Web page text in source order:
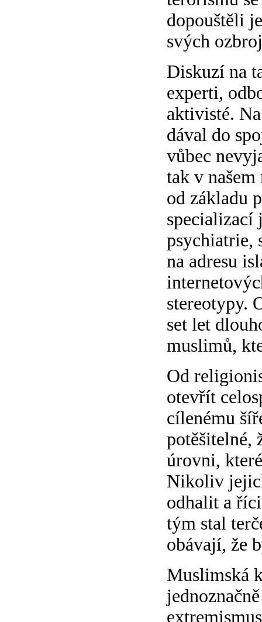
dopouštěli
svých
Diskuzí na
experti,
aktivisté.
dával do
vůbec
tak v
od základu
specializací
psychiatrie,
na adresu
stereotypy.
set let
muslimů,
Od
otevřít
cílenému
potěšitelné,
úrovni,
Nikoliv
odhalit a
tým stal
obávají, že
Muslimská